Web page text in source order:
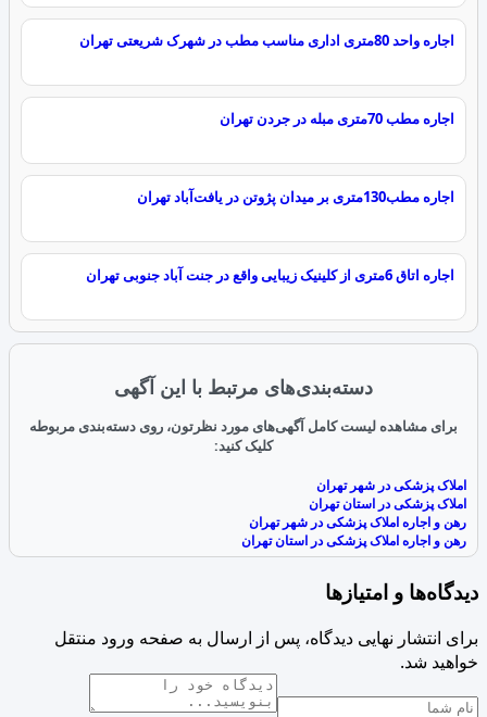
اجاره واحد 80متری اداری مناسب مطب در شهرک شریعتی تهران
اجاره مطب 70متری مبله در جردن تهران
اجاره مطب130متری بر میدان پژوتن در یافت‌آباد تهران
اجاره اتاق 6متری از کلینیک زیبایی واقع در جنت آباد جنوبی تهران
دسته‌بندی‌های مرتبط با این آگهی
برای مشاهده لیست کامل آگهی‌های مورد نظرتون، روی دسته‌بندی مربوطه
کلیک کنید:
املاک پزشکی در شهر تهران
املاک پزشکی در استان تهران
رهن و اجاره املاک پزشکی در شهر تهران
رهن و اجاره املاک پزشکی در استان تهران
دیدگاه‌ها و امتیازها
برای انتشار نهایی دیدگاه، پس از ارسال به صفحه ورود منتقل
خواهید شد.